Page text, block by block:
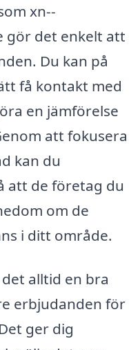
xn--
gör det enkelt att
Du kan på
få kontakt med
en jämförelse
att fokusera
kan du
att de företag du
om de
i ditt område.
alltid en bra
erbjudanden för
ger dig